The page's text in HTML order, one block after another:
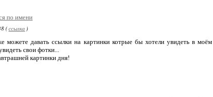
по имени
(ссылка )
можете давать ссылки на картинки котрые бы хотели увидеть в
свои фотки...
картинки дня!